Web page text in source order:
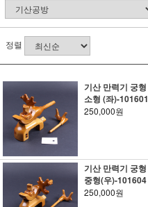
정렬
기산 만력기 궁형
소형 (좌)-101601
250,000원
기산 만력기 궁형
중형(우)-101604
250,000원